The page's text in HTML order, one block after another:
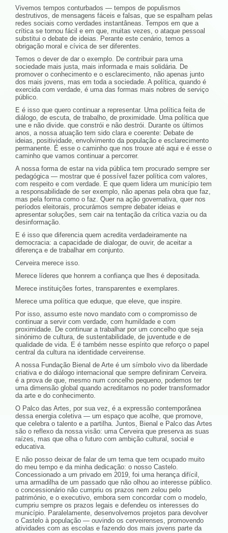
Vivemos tempos conturbados — tempos de populismos
destrutivos, de mensagens fáceis e falsas, que se espalham pelas
redes sociais como verdades instantâneas. Tempos em que a
crítica se tornou fácil e em que, muitas vezes, o ataque pessoal
substitui o debate de ideias. Perante este cenário, temos a
obrigação moral e cívica de ser diferentes.
Temos o dever de dar o exemplo. De contribuir para uma
sociedade mais justa, mais informada e mais solidária. De
promover o conhecimento e o esclarecimento, não apenas junto
dos mais jovens, mas em toda a sociedade. A política, quando é
exercida com verdade, é uma das formas mais nobres de serviço
público.
E é isso que quero continuar a representar. Uma política feita de
diálogo, de escuta, de trabalho, de proximidade. Uma política que
une e não divide. que constrói e não destrói. Durante os últimos
anos, a nossa atuação tem sido clara e coerente: Debate de
ideias, positividade, envolvimento da população e esclarecimento
permanente. É esse o caminho que nos trouxe até aqui e é esse o
caminho que vamos continuar a percorrer.
A nossa forma de estar na vida pública tem procurado sempre ser
pedagógica — mostrar que é possível fazer política com valores,
com respeito e com verdade. E que quem lidera um município tem
a responsabilidade de ser exemplo, não apenas pela obra que faz,
mas pela forma como o faz. Quer na ação governativa, quer nos
períodos eleitorais, procurámos sempre debater ideias e
apresentar soluções, sem cair na tentação da crítica vazia ou da
desinformação.
E é isso que diferencia quem acredita verdadeiramente na
democracia: a capacidade de dialogar, de ouvir, de aceitar a
diferença e de trabalhar em conjunto.
Cerveira merece isso.
Merece líderes que honrem a confiança que lhes é depositada.
Merece instituições fortes, transparentes e exemplares.
Merece uma política que eduque, que eleve, que inspire.
Por isso, assumo este novo mandato com o compromisso de
continuar a servir com verdade, com humildade e com
proximidade. De continuar a trabalhar por um concelho que seja
sinónimo de cultura, de sustentabilidade, de juventude e de
qualidade de vida. E é também nesse espírito que reforço o papel
central da cultura na identidade cerveirense.
A nossa Fundação Bienal de Arte é um símbolo vivo da liberdade
criativa e do diálogo internacional que sempre definiram Cerveira.
é a prova de que, mesmo num concelho pequeno, podemos ter
uma dimensão global quando acreditamos no poder transformador
da arte e do conhecimento.
O Palco das Artes, por sua vez, é a expressão contemporânea
dessa energia coletiva — um espaço que acolhe, que promove,
que celebra o talento e a partilha. Juntos, Bienal e Palco das Artes
são o reflexo da nossa visão: uma Cerveira que preserva as suas
raízes, mas que olha o futuro com ambição cultural, social e
educativa.
E não posso deixar de falar de um tema que tem ocupado muito
do meu tempo e da minha dedicação: o nosso Castelo.
Concessionado a um privado em 2019, foi uma herança difícil,
uma armadilha de um passado que não olhou ao interesse público.
o concessionário não cumpriu os prazos nem zelou pelo
património, e o executivo, embora sem concordar com o modelo,
cumpriu sempre os prazos legais e defendeu os interesses do
município. Paralelamente, desenvolvemos projetos para devolver
o Castelo à população — ouvindo os cerveirenses, promovendo
atividades com as escolas e fazendo dos mais jovens parte da